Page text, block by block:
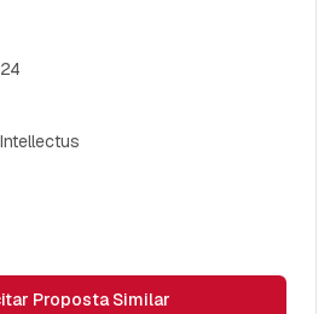
Proposta Similar